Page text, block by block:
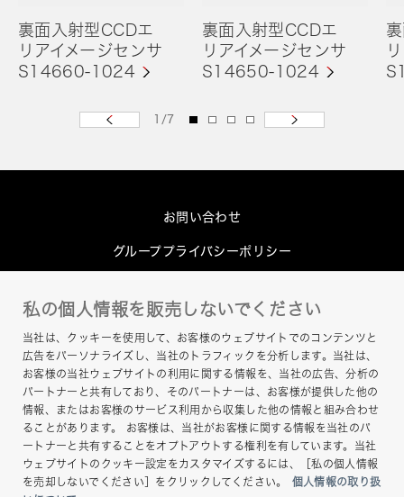
裏面入射型CCDエ
リアイメージセンサ
S14660-1024
裏面入射型CCDエ
リアイメージセンサ
S14650-1024
1 /7
お問い合わせ
グループプライバシーポリシー
このサイトについて
ヘルプ
サイトマップ
私の個人情報を販売しないでください
当社は、クッキーを使用して、お客様のウェブサイトでのコンテンツと
広告をパーソナライズし、当社のトラフィックを分析します。当社は、
お客様の当社ウェブサイトの利用に関する情報を、当社の広告、分析の
パートナーと共有しており、そのパートナーは、お客様が提供した他の
情報、またはお客様のサービス利用から収集した他の情報と組み合わせ
ることがあります。 お客様は、当社がお客様に関する情報を当社のパ
ートナーと共有することをオプトアウトする権利を有しています。当社
ウェブサイトのクッキー設定をカスタマイズするには、［私の個人情報
を売却しないでください］をクリックしてください。
個人情報の取り扱